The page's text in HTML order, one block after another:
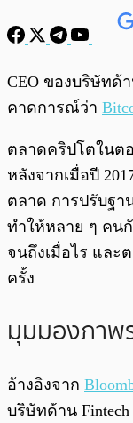
พร้อมเล่น
CEO ของบริษัทด้
คาดการณ์ว่า
ตลาดคริปโตในต
หลังจากเมื่อปี
ตลาด การปรับฐา
ทำให้หลาย ๆ คน
จนถึงเมื่อไร และ
ครั้ง
มุมมองภาพ
อ้างอิงจาก
บริษัทด้าน